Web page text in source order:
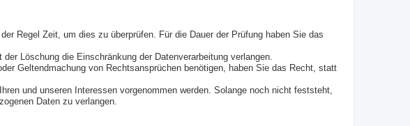
Regel Zeit, um dies zu überprüfen. Für die Dauer der Prüfung haben Sie das
Löschung die Einschränkung der Datenverarbeitung verlangen.
Geltendmachung von Rechtsansprüchen benötigen, haben Sie das Recht, statt
und unseren Interessen vorgenommen werden. Solange noch nicht feststeht,
Daten zu verlangen.